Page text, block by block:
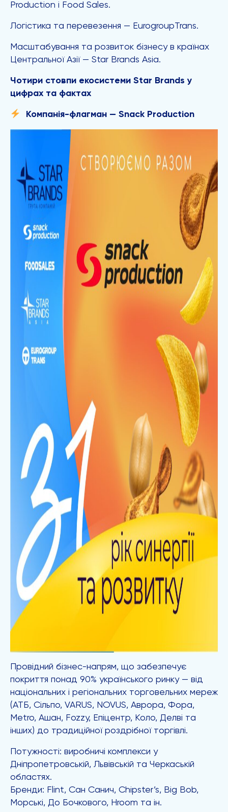
Production і Food Sales.
Логістика та перевезення — EurogroupTrans.
Масштабування та розвиток бізнесу в країнах
Центральної Азії — Star Brands Asia.
Чотири стовпи екосистеми Star Brands у
цифрах та фактах
Компанія-флагман — Snack Production
Провідний бізнес-напрям, що забезпечує
покриття понад 90% українського ринку — від
національних і регіональних торговельних мереж
(АТБ, Сільпо, VARUS, NOVUS, Аврора, Фора,
Metro, Ашан, Fozzy, Епіцентр, Коло, Делві та
інших) до традиційної роздрібної торгівлі.
Потужності: виробничі комплекси у
Дніпропетровській, Львівській та Черкаській
областях.
Бренди: Flint, Сан Санич, Chipster’s, Big Bob,
Морські, До Бочкового, Hroom та ін.